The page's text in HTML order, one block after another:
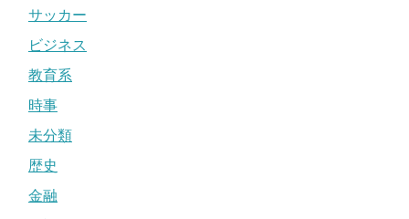
サッカー
ビジネス
教育系
時事
未分類
歴史
金融